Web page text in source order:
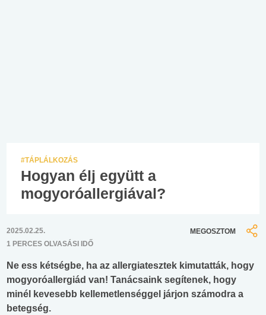
#TÁPLÁLKOZÁS
Hogyan élj együtt a
mogyoróallergiával?
2025.02.25.
1 PERCES OLVASÁSI IDŐ
MEGOSZTOM
Ne ess kétségbe, ha az allergiatesztek kimutatták, hogy
mogyoróallergiád van! Tanácsaink segítenek, hogy
minél kevesebb kellemetlenséggel járjon számodra a
betegség.